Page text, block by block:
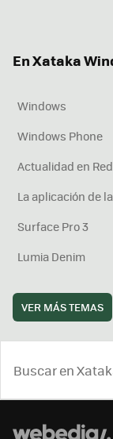
En Xataka
Windows
Windows Phone
Actualidad en
La aplicación de
Surface Pro 3
Lumia Denim
VER MÁS TEMAS